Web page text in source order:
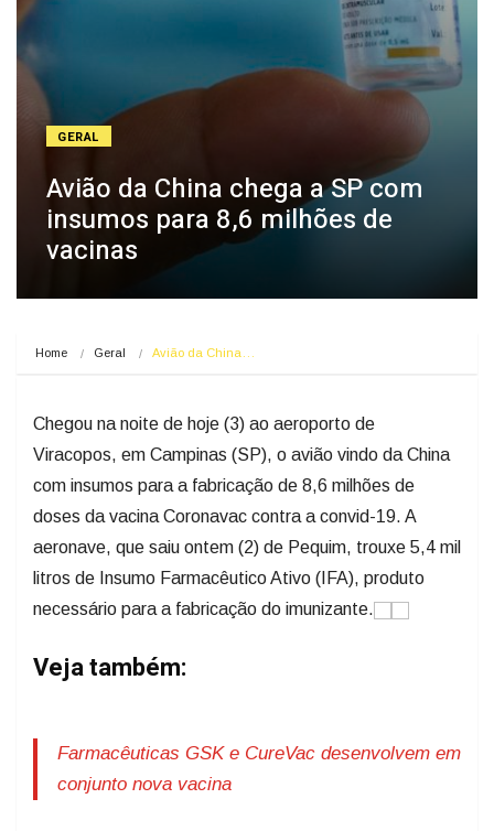
GERAL
Avião da China chega a SP com
insumos para 8,6 milhões de
vacinas
Home Geral Avião da China…
Chegou na noite de hoje (3) ao aeroporto de
Viracopos, em Campinas (SP), o avião vindo da China
com insumos para a fabricação de 8,6 milhões de
doses da vacina Coronavac contra a convid-19. A
aeronave, que saiu ontem (2) de Pequim, trouxe 5,4 mil
litros de Insumo Farmacêutico Ativo (IFA), produto
necessário para a fabricação do imunizante.
Veja também:
Farmacêuticas GSK e CureVac desenvolvem em
conjunto nova vacina